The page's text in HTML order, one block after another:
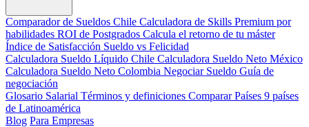
Comparador de Sueldos Chile Calculadora de Skills Premium por
habilidades ROI de Postgrados Calcula el retorno de tu máster
Índice de Satisfacción Sueldo vs Felicidad
Calculadora Sueldo Líquido Chile Calculadora Sueldo Neto México
Calculadora Sueldo Neto Colombia Negociar Sueldo Guía de
negociación
Glosario Salarial Términos y definiciones Comparar Países 9 países
de Latinoamérica
Blog Para Empresas